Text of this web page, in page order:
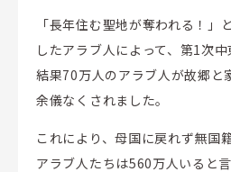
「長年住む聖地が奪われる！」
したアラブ人によって、第1次
結果70万人のアラブ人が故郷と
余儀なくされました。
これにより、母国に戻れず無国
アラブ人たちは560万人いると